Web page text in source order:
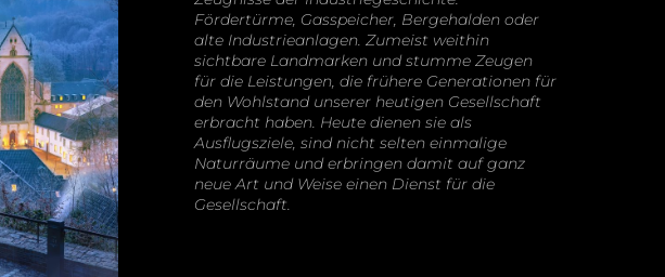
Fördertürme, Gasspeicher, Bergehalden oder
alte Industrieanlagen. Zumeist weithin
sichtbare Landmarken und stumme Zeugen
für die Leistungen, die frühere Generationen für
den Wohlstand unserer heutigen Gesellschaft
erbracht haben. Heute dienen sie als
Ausflugsziele, sind nicht selten einmalige
Naturräume und erbringen damit auf ganz
neue Art und Weise einen Dienst für die
Gesellschaft.